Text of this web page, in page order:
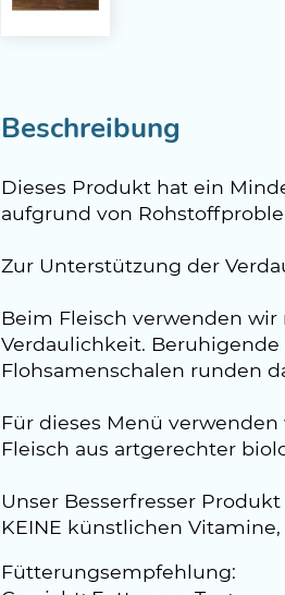
Beschreibung
Dieses Produkt hat ein
aufgrund von
Zur Unterstützung der
Beim Fleisch verwenden
Verdaulichkeit.
Flohsamenschalen runden
Für dieses Menü
Fleisch aus artgerechter
Unser Besserfresser
KEINE künstlichen
Fütterungsempfehlung: